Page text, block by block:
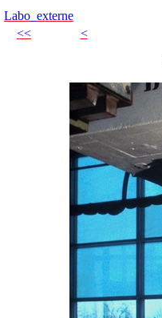
Labo_externe
<<
<